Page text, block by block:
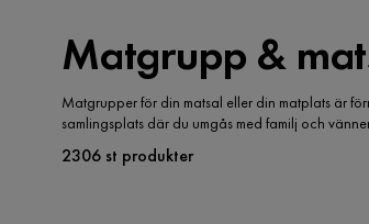
Matgrupp &
Matgrupper för din matsal eller din matplats är
samlingsplats där du umgås med familj och
2306 st produkter